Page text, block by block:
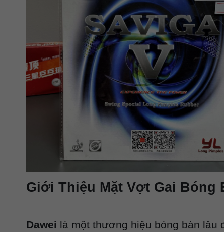
Giới Thiệu Mặt Vợt Gai Bóng
Dawei là một thương hiệu bóng bàn lâu